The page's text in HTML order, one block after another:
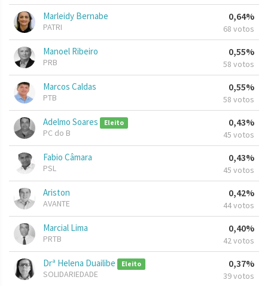
Marleidy Bernabe
PATRI
0,64%
68 votos
Manoel Ribeiro
PRB
0,55%
58 votos
Marcos Caldas
PTB
0,55%
58 votos
Adelmo Soares Eleito
PC do B
0,43%
45 votos
Fabio Câmara
PSL
0,43%
45 votos
Ariston
AVANTE
0,42%
44 votos
Marcial Lima
PRTB
0,40%
42 votos
Drª Helena Duailibe Eleito
SOLIDARIEDADE
0,37%
39 votos